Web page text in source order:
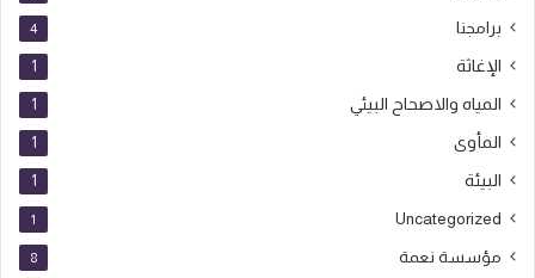
برامجنا 4
الإغاثة 1
المياه والاصحاح البيئي 1
المأوى 1
البيئة 1
Uncategorized
1
مؤسسة نعمة 8